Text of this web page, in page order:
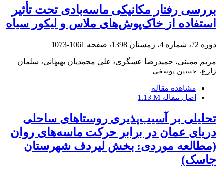
بررسی رفتار مکانیکی ماسه‌بادی تحت تأثیر
استفاده از خاک‌پوش‌های ملاس و لیکور سیاه
دوره 72، شماره 4، زمستان 1398، صفحه 1061-1073
مریم ممبنی، حمیدرضا عسگری، علی محمدیان بهبهانی، سلمان
زارع، حسین یوسفی
مشاهده مقاله
اصل مقاله 1.13 M
تحلیلی بر آسیب‌پذیری روستاهای ساحلی
دریای عمان در برابر حرکت ماسه‌های روان
(مطالعه موردی: بخش لیردف شهرستان
جاسک)